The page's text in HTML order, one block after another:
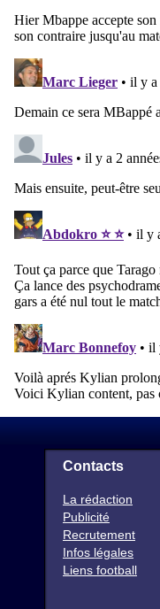
Contacts
La rédaction
Publicité
Recrutement
Infos légales
Liens football